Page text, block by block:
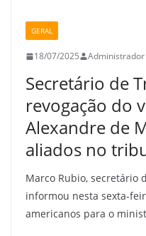
GERAL
18/07/2025 Administrador
Secretário de
revogação do
Alexandre de
aliados no
Marco Rubio, secretário
informou nesta sexta-
americanos para o